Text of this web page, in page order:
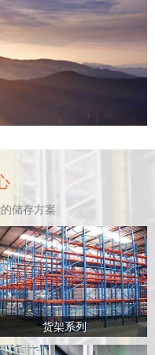
储存方案
货架系列